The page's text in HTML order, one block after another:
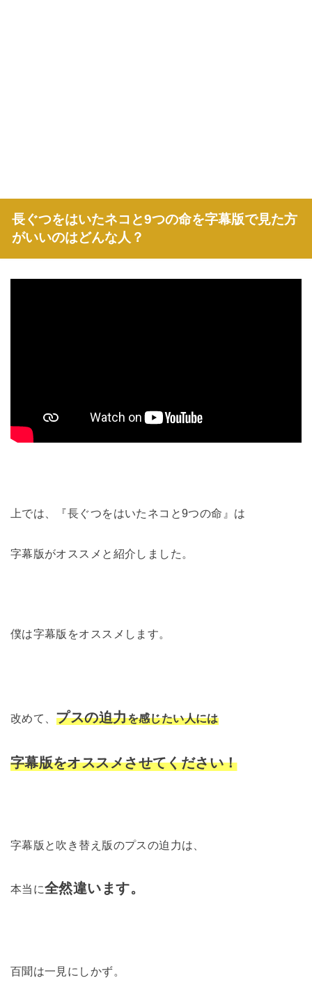
長ぐつをはいたネコと9つの命を字幕版で見た方
がいいのはどんな人？
上では、『長ぐつをはいたネコと9つの命』は
字幕版がオススメと紹介しました。
僕は字幕版をオススメします。
改めて、 プスの迫力を感じたい人には
字幕版をオススメさせてください！
字幕版と吹き替え版のプスの迫力は、
本当に全然違います。
百聞は一見にしかず。